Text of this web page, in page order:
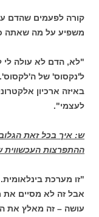
קורה לפעמים שהדם
משפיע על מה שאתה
"לא, הדם לא עולה לי
ל'נקסוס' של
באיזה ארכיון
לעצמי".
ש: איך בכל זאת
ההתפרצות העכשווית
"זו מערכת
אבל זה לא מסיים את
עושה – זה מאלץ את